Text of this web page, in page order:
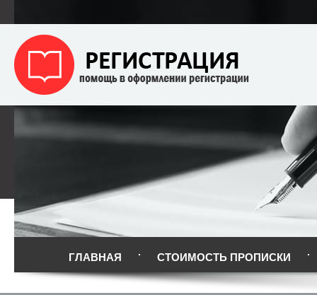
ГЛАВНАЯ СТОИМОСТЬ ПРОПИСКИ